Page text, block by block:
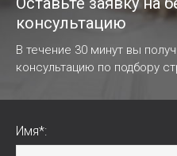
консультацию
В течение 30 минут вы
консультацию по подбору
Имя*: